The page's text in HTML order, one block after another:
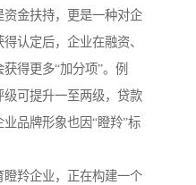
金扶持，更是一种对企
认定后，企业在融资、
得更多“加分项”。例
可提升一至两级，贷款
品牌形象也因“瞪羚”标
羚企业，正在构建一个